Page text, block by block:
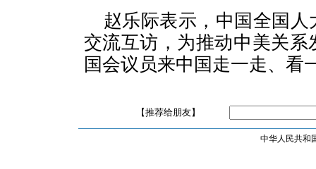
赵乐际表示，中国全国
交流互访，为推动中美关
国会议员来中国走一走、看
【推荐给朋友】
中华人民共和